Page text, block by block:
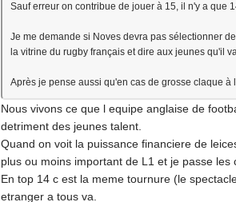
Sauf erreur on contribue de jouer à 15, il n'y a que
Je me demande si Noves devra pas sélectionner
la vitrine du rugby français et dire aux jeunes qu'il
Après je pense aussi qu'en cas de grosse claque
Nous vivons ce que l equipe anglaise de
detriment des jeunes talent.
Quand on voit la puissance financiere de
plus ou moins important de L1 et je passe les
En top 14 c est la meme tournure (le
etranger a tous va.